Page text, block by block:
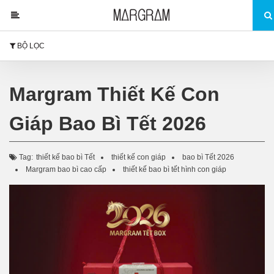
BỘ LỌC
Margram Thiết Kế Con
Giáp Bao Bì Tết 2026
Tag: thiết kế bao bì Tết thiết kế con giáp
bao bì Tết 2026
Margram bao bì cao cấp
thiết kế bao bì tết hình con giáp